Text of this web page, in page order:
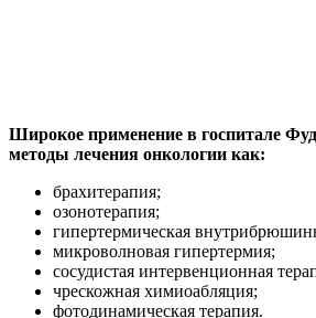
Широкое применение в госпитале
методы лечения онкологии как:
брахитерапия;
озонотерапия;
гипертермическая
микроволновая гипертермия;
сосудистая интервенционная
чрескожная химиоабляция;
фотодинамическая терапия.